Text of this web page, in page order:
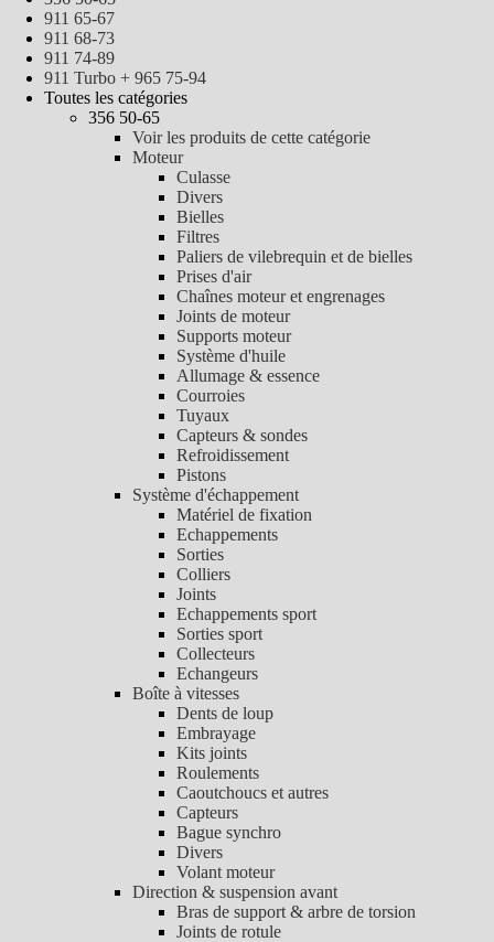
911 65-67
911 68-73
911 74-89
911 Turbo + 965 75-94
Toutes les catégories
356 50-65
Voir les produits de cette catégorie
Moteur
Culasse
Divers
Bielles
Filtres
Paliers de vilebrequin et de bielles
Prises d'air
Chaînes moteur et engrenages
Joints de moteur
Supports moteur
Système d'huile
Allumage & essence
Courroies
Tuyaux
Capteurs & sondes
Refroidissement
Pistons
Système d'échappement
Matériel de fixation
Echappements
Sorties
Colliers
Joints
Echappements sport
Sorties sport
Collecteurs
Echangeurs
Boîte à vitesses
Dents de loup
Embrayage
Kits joints
Roulements
Caoutchoucs et autres
Capteurs
Bague synchro
Divers
Volant moteur
Direction & suspension avant
Bras de support & arbre de torsion
Joints de rotule